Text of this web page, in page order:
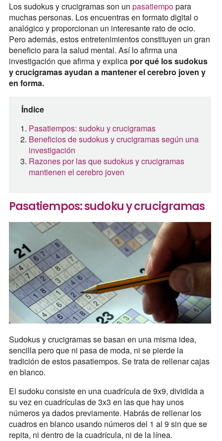
Los sudokus y crucigramas son un pasatiempopara
muchas personas. Los encuentras en formato digital o
analógico y proporcionan un interesante rato de ocio.
Pero además, estos entretenimientos constituyen un gran
beneficio para la salud mental. Así lo afirma una
investigación que afirma y explica por qué los sudokus
y crucigramas ayudan a mantener el cerebro joven y
en forma.
Índice
Pasatiempos: sudoku y crucigramas
Beneficios de sudokus y crucigramas según una
investigación
Razones por las que sudokus y crucigramas
mantienen el cerebro joven
Pasatiempos: sudoku y crucigramas
Sudokus y crucigramas se basan en una misma idea,
sencilla pero que ni pasa de moda, ni se pierde la
tradición de estos pasatiempos. Se trata de rellenar cajas
en blanco.
El sudoku consiste en una cuadrícula de 9x9, dividida a
su vez en cuadrículas de 3x3 en las que hay unos
números ya dados previamente. Habrás de rellenar los
cuadros en blanco usando números del 1 al 9 sin que se
repita, ni dentro de la cuadrícula, ni de la línea.